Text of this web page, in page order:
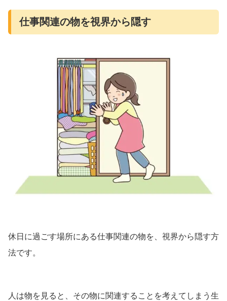
仕事関連の物を視界から隠す
休日に過ごす場所にある仕事関連の物を、視界から隠す方
法です。
人は物を見ると、その物に関連することを考えてしまう生